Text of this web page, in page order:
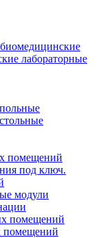
лабораторные
помещений
под ключ.
модули
помещений
помещений